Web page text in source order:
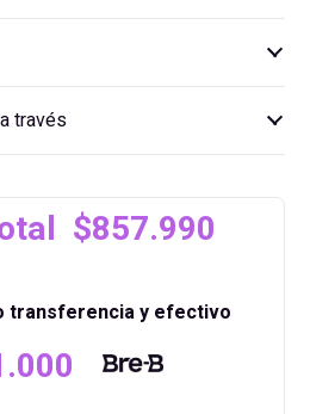
través
$857.990
transferencia y efectivo